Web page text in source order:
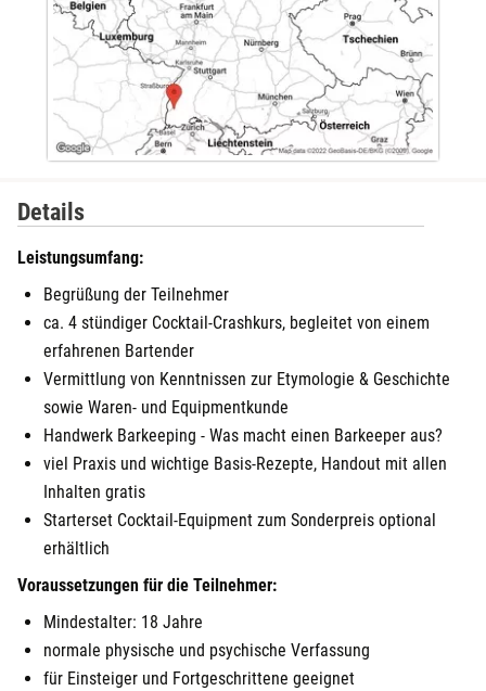
Details
Leistungsumfang:
Begrüßung der Teilnehmer
ca. 4 stündiger Cocktail-Crashkurs, begleitet von einem
erfahrenen Bartender
Vermittlung von Kenntnissen zur Etymologie & Geschichte
sowie Waren- und Equipmentkunde
Handwerk Barkeeping - Was macht einen Barkeeper aus?
viel Praxis und wichtige Basis-Rezepte, Handout mit allen
Inhalten gratis
Starterset Cocktail-Equipment zum Sonderpreis optional
erhältlich
Voraussetzungen für die Teilnehmer:
Mindestalter: 18 Jahre
normale physische und psychische Verfassung
für Einsteiger und Fortgeschrittene geeignet